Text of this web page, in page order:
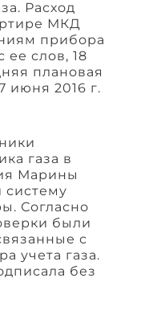
Расход
МКД
прибора
ее слов, 18
плановая
июня 2016 г.
газа в
Марины
систему
Согласно
были
с
учета газа.
без